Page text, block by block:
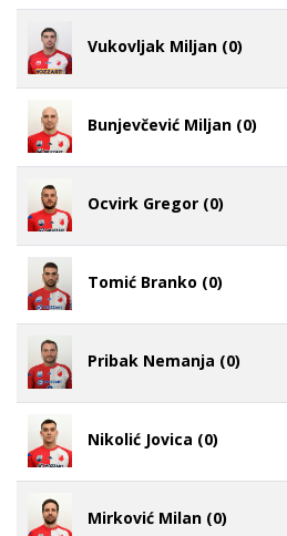
Vukovljak Miljan (0)
Bunjevčević Miljan (0)
Ocvirk Gregor (0)
Tomić Branko (0)
Pribak Nemanja (0)
Nikolić Jovica (0)
Mirković Milan (0)